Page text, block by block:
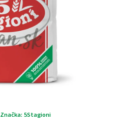
Značka: 5Stagioni